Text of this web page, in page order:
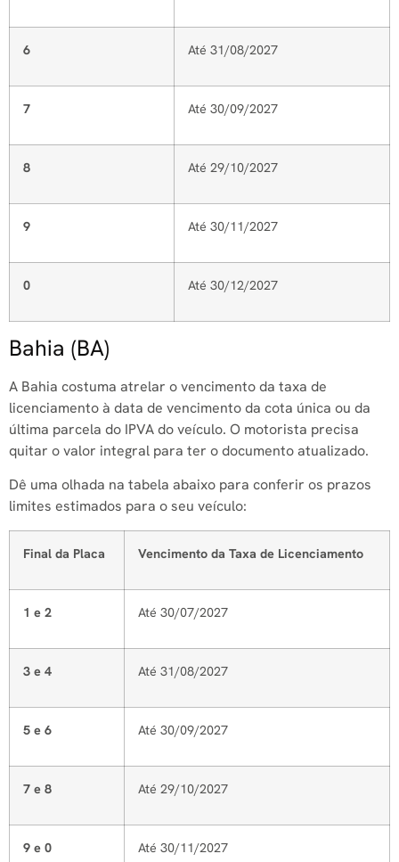
6 Até 31/08/2027
7 Até 30/09/2027
8 Até 29/10/2027
9 Até 30/11/2027
0 Até 30/12/2027
Bahia (BA)
A Bahia costuma atrelar o vencimento da taxa de
licenciamento à data de vencimento da cota única ou da
última parcela do IPVA do veículo. O motorista precisa
quitar o valor integral para ter o documento atualizado.
Dê uma olhada na tabela abaixo para conferir os prazos
limites estimados para o seu veículo:
Final da Placa Vencimento da Taxa de Licenciamento
1 e 2 Até 30/07/2027
3 e 4 Até 31/08/2027
5 e 6 Até 30/09/2027
7 e 8 Até 29/10/2027
9 e 0 Até 30/11/2027